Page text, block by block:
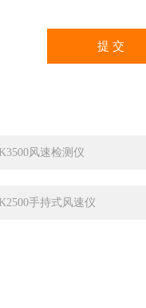
风速检测仪
手持式风速仪